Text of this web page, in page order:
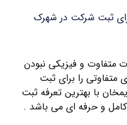
ثبت شرکت در شهرک
متفاوت و فیزیکی نبودن
متفاوتی را برای ثبت
با بهترین تعرفه ثبت
و حرفه ای می باشد .